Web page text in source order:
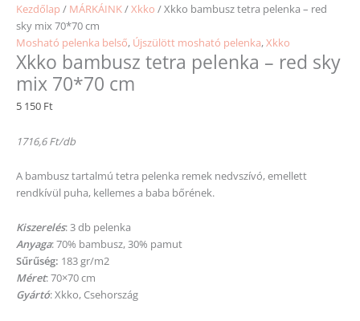
Kezdőlap / MÁRKÁINK/Xkko / Xkko bambusz tetra pelenka – red
sky mix 70*70 cm
Mosható pelenka belső, Újszülött mosható pelenka,Xkko
Xkko bambusz tetra pelenka – red sky
mix 70*70 cm
5 150 Ft
1716,6 Ft/db
A bambusz tartalmú tetra pelenka remek nedvszívó, emellett
rendkívül puha, kellemes a baba bőrének.
Kiszerelés: 3 db pelenka
Anyaga: 70% bambusz, 30% pamut
Sűrűség: 183 gr/m2
Méret: 70×70 cm
Gyártó: Xkko, Csehország